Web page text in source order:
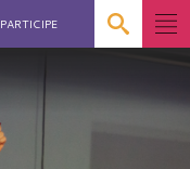
PARTICIPE